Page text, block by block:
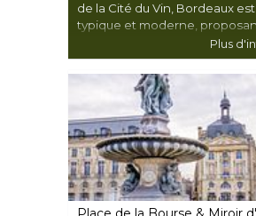
de la Cité du Vin, Bordeaux est
typique et moderne,
touristiques et des activités
Une chose est sûre : gardez
appareil photo à portée de
y est très photogénique.
Plus